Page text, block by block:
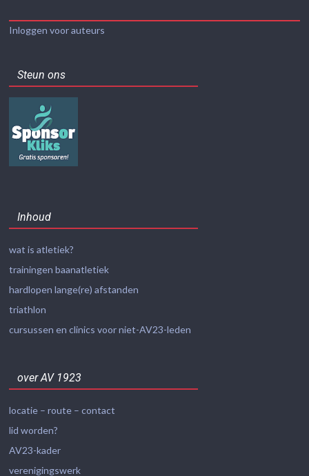
Inloggen voor auteurs
Steun ons
Inhoud
wat is atletiek?
trainingen baanatletiek
hardlopen lange(re) afstanden
triathlon
cursussen en clinics voor niet-AV23-leden
over AV 1923
locatie – route – contact
lid worden?
AV23-kader
verenigingswerk